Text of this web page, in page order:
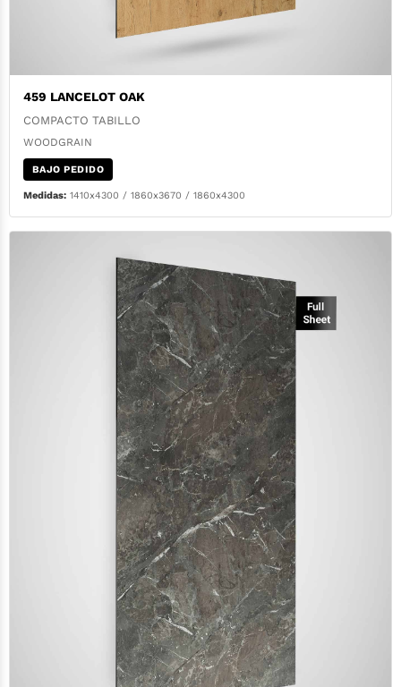
459 LANCELOT OAK
COMPACTO TABILLO
WOODGRAIN
BAJO PEDIDO
Medidas:1410x4300 / 1860x3670 / 1860x4300